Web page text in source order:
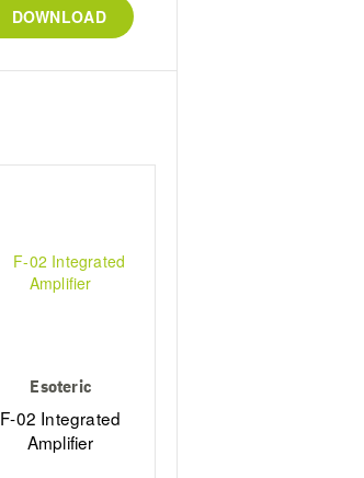
DOWNLOAD
Esoteric
F-02 Integrated
Amplifier